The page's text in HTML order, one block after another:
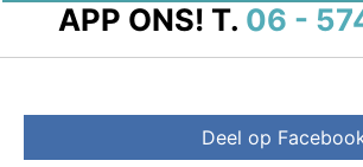
APP ONS! T. 06 -
Deel op